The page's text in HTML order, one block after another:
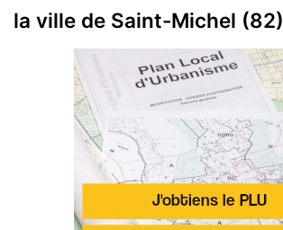
la ville de Saint-Michel (82)